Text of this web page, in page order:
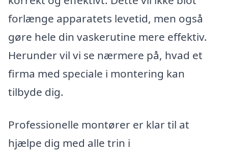
forlænge apparatets levetid, men også
gøre hele din vaskerutine mere effektiv.
Herunder vil vi se nærmere på, hvad et
firma med speciale i montering kan
tilbyde dig.
Professionelle montører er klar til at
hjælpe dig med alle trin i